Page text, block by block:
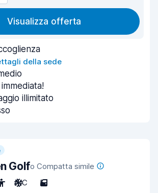
Visualizza offerta
della sede
illimitato
Golfo Compatta simile
A/C 5